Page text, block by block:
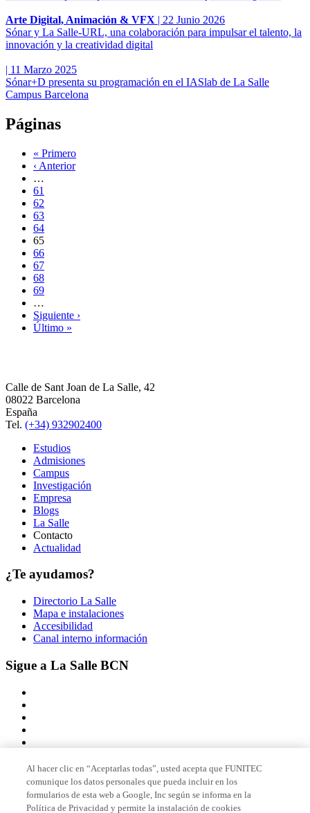
Arte Digital, Animación & VFX | 22 Junio 2026
Sónar y La Salle-URL, una colaboración para impulsar el talento, la
innovación y la creatividad digital
| 11 Marzo 2025
Sónar+D presenta su programación en el IASlab de La Salle
Campus Barcelona
Páginas
« Primero
‹ Anterior
…
61
62
63
64
65
66
67
68
69
…
Siguiente ›
Último »
Calle de Sant Joan de La Salle, 42
08022 Barcelona
España
Tel. (+34) 932902400
Estudios
Admisiones
Campus
Investigación
Empresa
Blogs
La Salle
Contacto
Actualidad
¿Te ayudamos?
Directorio La Salle
Mapa e instalaciones
Accesibilidad
Canal interno información
Sigue a La Salle BCN
Miembro de
Al hacer clic en “Aceptarlas todas”, usted acepta que FUNITEC
comunique los datos personales que pueda incluir en los
formularios de esta web a Google, Inc según se informa en la
Política de Privacidad y permite la instalación de cookies